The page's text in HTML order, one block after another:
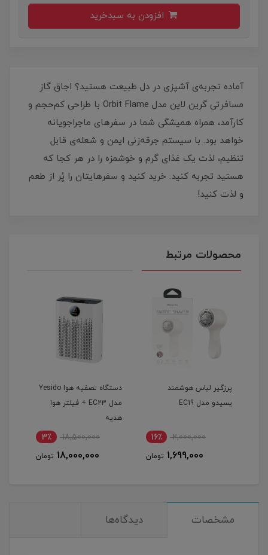
آماده تجربه‌ی آشپزی در دل طبیعت هستید؟ اجاق گاز
مسافرتی گرین لاین مدل Orbit Flame با طراحی کم‌حجم و
کارآمد، همراه همیشگی شما در سفرهای ماجراجویانه
خواهد بود. با سیستم جرقه‌زنی ایمن و شعله‌ی قابل
تنظیم، لذت یک غذای گرم و خوشمزه را در هر کجا که
هستید تجربه کنید. خرید کنید و سفرهایتان را پُر از طعم
و لذت کنید!
محصولات مرتبط
پرزگیر لباس هوشمند
یسیدو مدل EC19
2,000,000 16٪
1,699,000 تومان
دستگاه تصفیه هوا Yesido
مدل EC23 + فیلتر هوا
هدیه
18,500,000 3٪
18,000,000 تومان
مشخصات دیدگاه‌ها